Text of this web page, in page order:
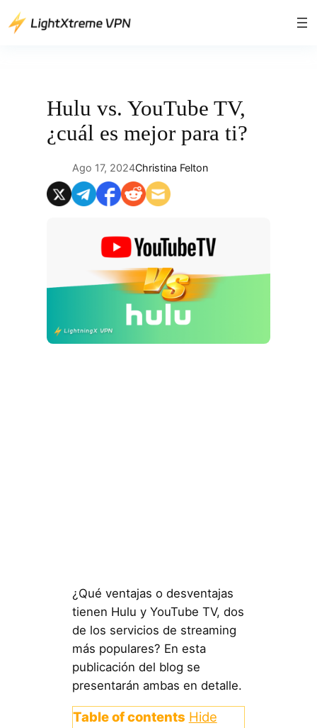
Saltar
Hulu vs. YouTube TV,
¿cuál es mejor para ti?
Ago 17, 2024Christina Felton
¿Qué ventajas o desventajas
tienen Hulu y YouTube TV, dos
de los servicios de streaming
más populares? En esta
publicación del blog se
presentarán ambas en detalle.
Table of contents Hide